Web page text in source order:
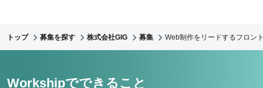
トップ 募集を探す 株式会社GIG 募集 Web制作をリードするフロン
Workshipでできること